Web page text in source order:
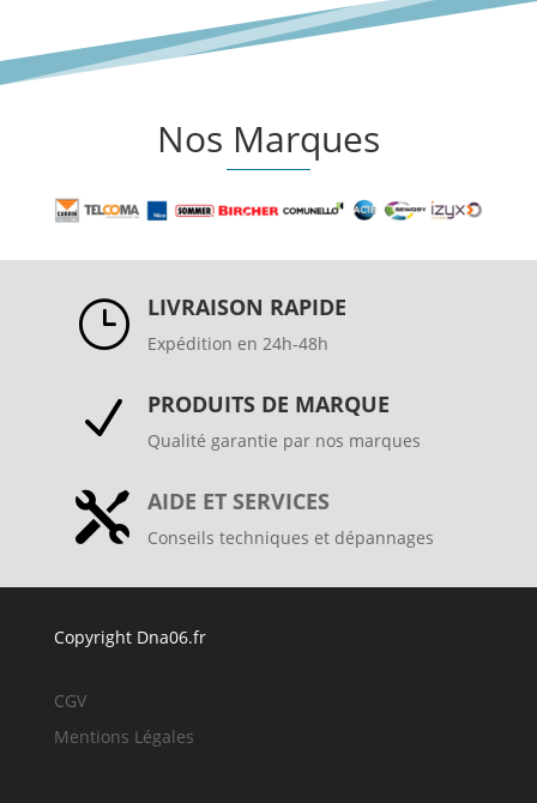
Nos Marques
} LIVRAISON RAPIDE
Expédition en 24h-48h
N PRODUITS DE MARQUE
Qualité garantie par nos marques
 AIDE ET SERVICES
Conseils techniques et dépannages
Copyright Dna06.fr
CGV
Mentions Légales